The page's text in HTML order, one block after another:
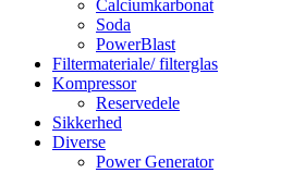
Calciumkarbonat
Soda
PowerBlast
Filtermateriale/ filterglas
Kompressor
Reservedele
Sikkerhed
Diverse
Power Generator